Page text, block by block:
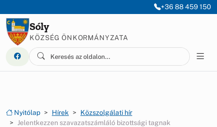
+36 88 459 150
Sóly
KÖZSÉG ÖNKORMÁNYZATA
Nyitólap Hírek
Közszolgálati hír
Jelentkezzen szavazatszámláló bizottsági tagnak